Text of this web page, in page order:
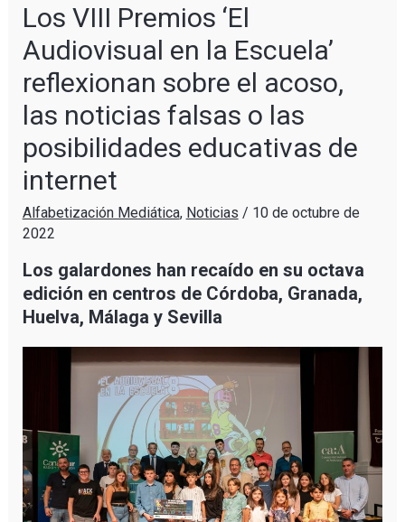
Los VIII Premios ‘El
Audiovisual en la Escuela’
reflexionan sobre el acoso,
las noticias falsas o las
posibilidades educativas de
internet
Alfabetización Mediática, Noticias / 10 de octubre de
2022
Los galardones han recaído en su octava
edición en centros de Córdoba, Granada,
Huelva, Málaga y Sevilla